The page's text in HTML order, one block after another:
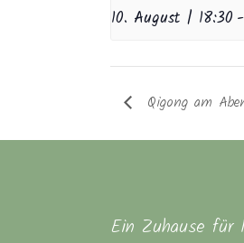
10. August | 18:30 -
Qigong am
Ein Zuhause für